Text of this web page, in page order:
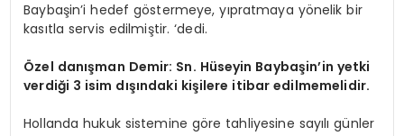
Baybaşin’i hedef göstermeye, yıpratmaya yönelik bir
kasıtla servis edilmiştir. ‘dedi.
Özel danışman Demir: Sn. Hüseyin Baybaşin’in yetki
verdiği 3 isim dışındaki kişilere itibar edilmemelidir.
Hollanda hukuk sistemine göre tahliyesine sayılı günler